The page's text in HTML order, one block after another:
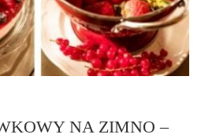
NA ZIMNO –